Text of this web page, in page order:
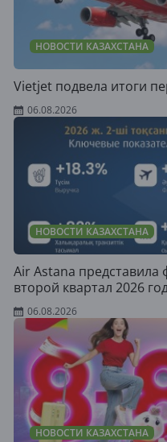
НОВОСТИ КАЗАХСТАНА
Vietjet подвела итоги
06.08.2026
НОВОСТИ КАЗАХСТАНА
Air Astana представила
второй квартал 2026
06.08.2026
НОВОСТИ КАЗАХСТАНА